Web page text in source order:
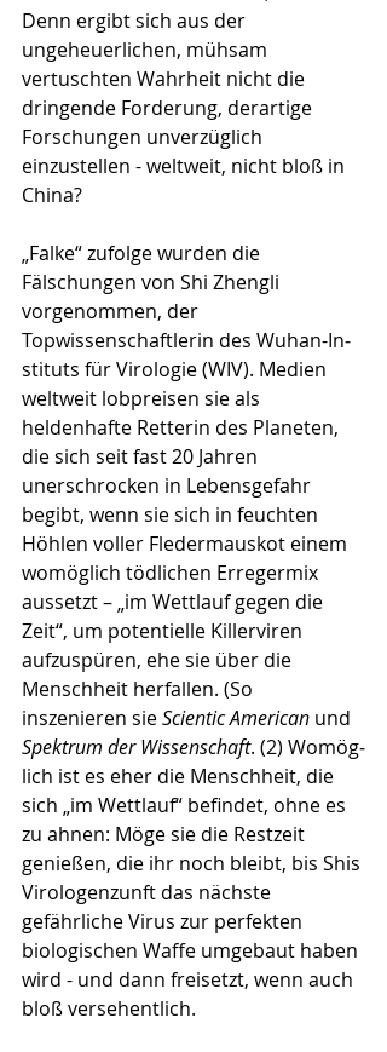
Denn ergibt sich aus der
ungeheuerlichen, mühsam
vertuschten Wahrheit nicht die
dringende Forderung, derartige
Forschungen unver­züglich
einzustellen - weltweit, nicht bloß in
China?
„Falke“ zufolge wurden die
Fälschungen von Shi Zhengli
vorgenommen, der
Topwissenschaftlerin des Wuhan-In­
sti­tuts für Virologie (WIV). Medien
weltweit lobpreisen sie als
heldenhafte Retterin des Planeten,
die sich seit fast 20 Jahren
unerschrocken in Lebensgefahr
begibt, wenn sie sich in feuchten
Höhlen voller Fledermauskot einem
womöglich tödlichen Erregermix
aussetzt – „im Wettlauf gegen die
Zeit“, um potentielle Killerviren
aufzuspüren, ehe sie über die
Menschheit herfallen. (So
inszenieren sie Scientic American und
Spektrum der Wissenschaft. (2) Wo­mög­
lich ist es eher die Menschheit, die
sich „im Wett­lauf“ befindet, ohne es
zu ahnen: Möge sie die Restzeit
genießen, die ihr noch bleibt, bis Shis
Virologenzunft das nächste
gefährliche Virus zur perfekten
biologischen Waffe umgebaut haben
wird - und dann freisetzt, wenn auch
bloß versehentlich.